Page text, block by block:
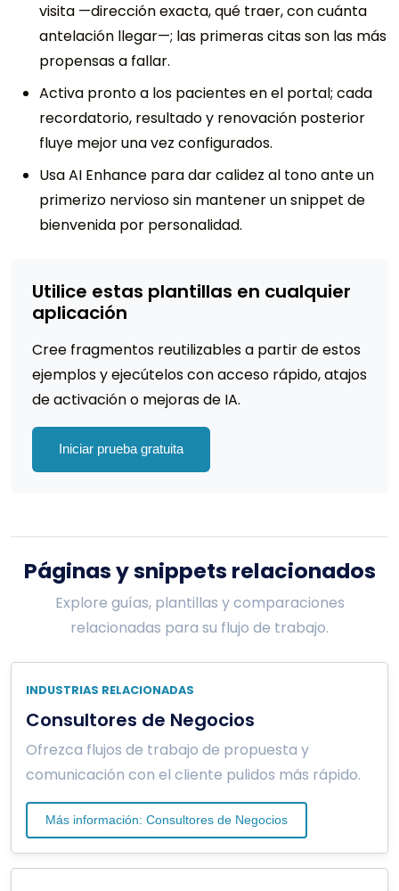
visita —dirección exacta, qué traer, con cuánta
antelación llegar—; las primeras citas son las más
propensas a fallar.
Activa pronto a los pacientes en el portal; cada
recordatorio, resultado y renovación posterior
fluye mejor una vez configurados.
Usa AI Enhance para dar calidez al tono ante un
primerizo nervioso sin mantener un snippet de
bienvenida por personalidad.
Utilice estas plantillas en cualquier
aplicación
Cree fragmentos reutilizables a partir de estos
ejemplos y ejecútelos con acceso rápido, atajos
de activación o mejoras de IA.
Iniciar prueba gratuita
Páginas y snippets relacionados
Explore guías, plantillas y comparaciones
relacionadas para su flujo de trabajo.
INDUSTRIAS RELACIONADAS
Consultores de Negocios
Ofrezca flujos de trabajo de propuesta y
comunicación con el cliente pulidos más rápido.
Más información: Consultores de Negocios